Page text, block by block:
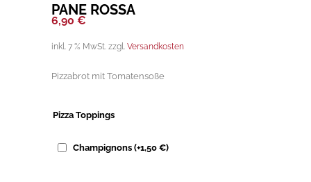
PANE ROSSA
6,90 €
inkl. 7 % MwSt. zzgl. Versandkosten
Pizzabrot mit Tomatensoße
Pizza Toppings
Champignons (+1,50 €)